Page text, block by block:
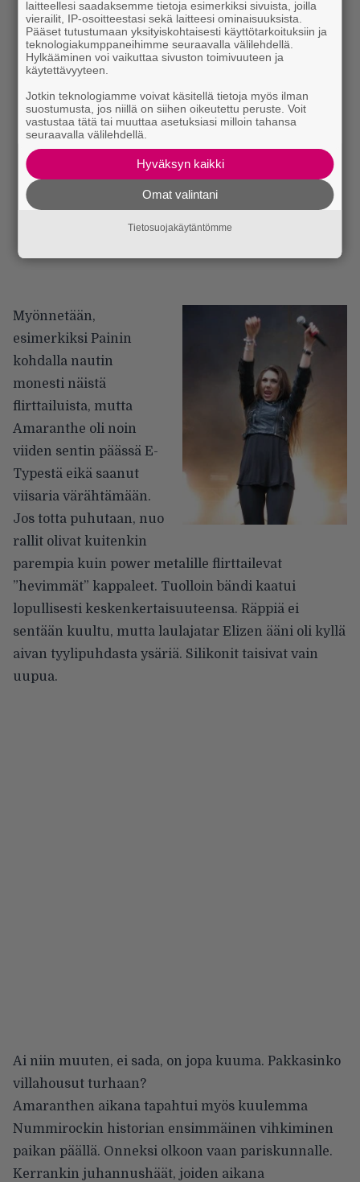
Myönnetään,
esimerkiksi Painin
kohdalla nautin
monesti näistä
flirttailuista, mutta
Amaranthe oli noin
viiden sentin päässä E-
Typestä eikä saanut
viisaria värähtämään.
Jos totta puhutaan, nuo
rallit olivat kuitenkin
parempia kuin power metalille flirttailevat
”hevimmät” kappaleet. Tuolloin bändi kaatui
lopullisesti keskenkertaisuuteensa. Räppiä ei
sentään kuultu, mutta laulajatar Elizen ääni oli kyllä
aivan tyylipuhdasta ysäriä. Silikonit taisivat vain
uupua.
Ai niin muuten, ei sada, on jopa kuuma. Pakkasinko
villahousut turhaan?
Amaranthen aikana tapahtui myös kuulemma
Nummirockin historian ensimmäinen vihkiminen
paikan päällä. Onneksi olkoon vaan pariskunnalle.
Kerrankin juhannushäät, joiden aikana
laitteellesi saadaksemme tietoja esimerkiksi sivuista, joilla
vierailit, IP-osoitteestasi sekä laitteesi ominaisuuksista.
Pääset tutustumaan yksityiskohtaisesti käyttötarkoituksiin ja
teknologiakumppaneihimme seuraavalla välilehdellä.
Hylkääminen voi vaikuttaa sivuston toimivuuteen ja
käytettävyyteen.
Jotkin teknologiamme voivat käsitellä tietoja myös ilman
suostumusta, jos niillä on siihen oikeutettu peruste. Voit
vastustaa tätä tai muuttaa asetuksiasi milloin tahansa
seuraavalla välilehdellä.
Hyväksyn kaikki
Omat valintani
Tietosuojakäytäntömme